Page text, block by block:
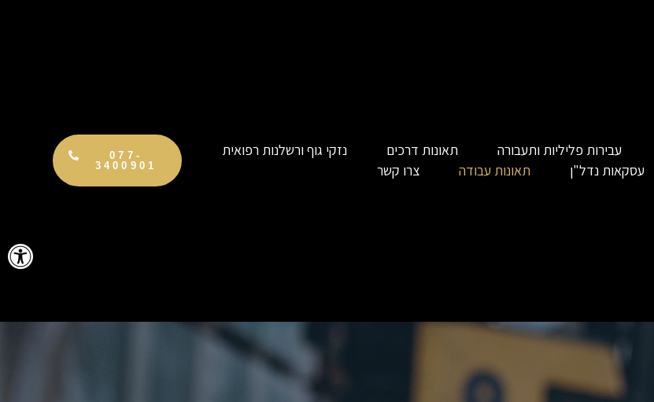
עבירות פליליות ותעבורה תאונות דרכים
נזקי גוף ורשלנות רפואית
עסקאות נדל"ן
תאונות עבודה צרו קשר
077-
3400901